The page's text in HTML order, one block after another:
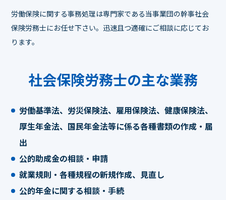
労働保険に関する事務処理は専門家である当事業団の幹事社会
保険労務士にお任せ下さい。 迅速且つ適確にご相談に応じてお
ります。
社会保険労務士の主な業務
労働基準法、労災保険法、雇用保険法、健康保険法、
厚生年金法、国民年金法等に係る各種書類の作成・届
出
公的助成金の相談・申請
就業規則・各種規程の新規作成、見直し
公的年金に関する相談・手続